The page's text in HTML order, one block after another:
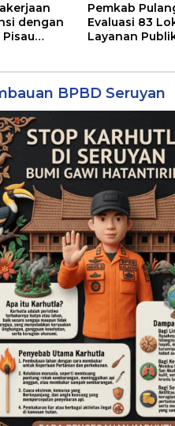
dengan
Pemkab
Evaluasi 83
Layanan
BPBD Seruyan